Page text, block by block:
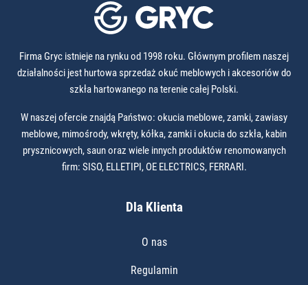
Firma Gryc istnieje na rynku od 1998 roku. Głównym profilem naszej
działalności jest hurtowa sprzedaż okuć meblowych i akcesoriów do
szkła hartowanego na terenie całej Polski.
W naszej ofercie znajdą Państwo: okucia meblowe, zamki, zawiasy
meblowe, mimośrody, wkręty, kółka, zamki i okucia do szkła, kabin
prysznicowych, saun oraz wiele innych produktów renomowanych
firm: SISO, ELLETIPI, OE ELECTRICS, FERRARI.
Dla Klienta
O nas
Regulamin